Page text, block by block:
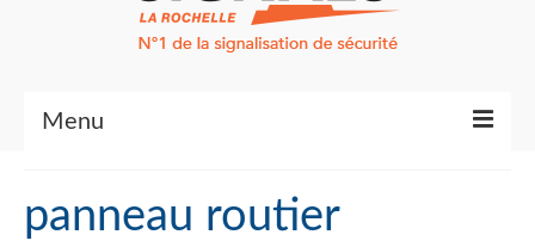
Menu
Qui sommes-nous ?
panneau routier